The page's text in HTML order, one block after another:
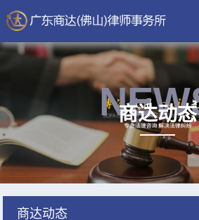
商达动态
商达动态